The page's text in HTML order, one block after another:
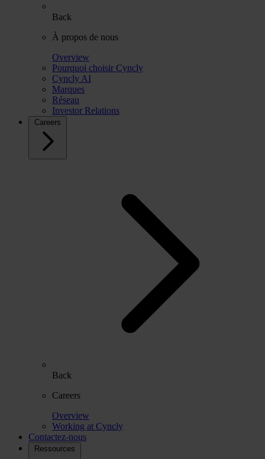
Back
À propos de nous
Overview
Pourquoi choisir Cyncly
Cyncly AI
Marques
Réseau
Investor Relations
Careers
Back
Careers
Overview
Working at Cyncly
Contactez-nous
Ressources